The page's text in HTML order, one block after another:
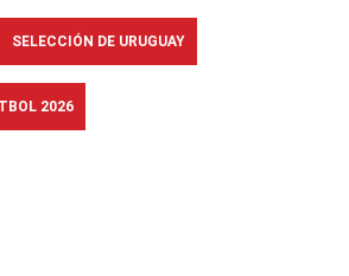
SELECCIÓN DE URUGUAY
2026